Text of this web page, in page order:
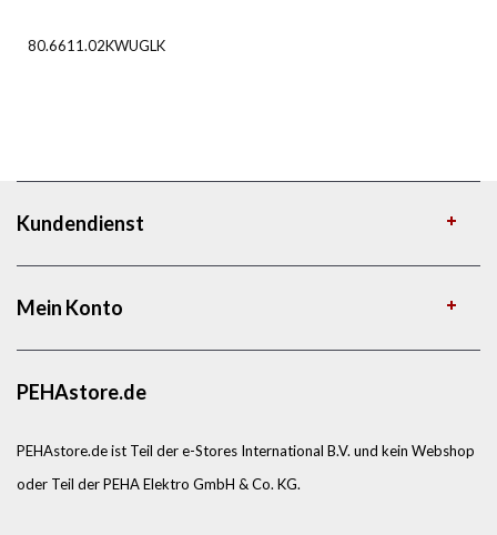
80.6611.02KWUGLK
Kundendienst
Mein Konto
PEHAstore.de
PEHAstore.de ist Teil der e-Stores International B.V. und kein Webshop
oder Teil der PEHA Elektro GmbH & Co. KG.